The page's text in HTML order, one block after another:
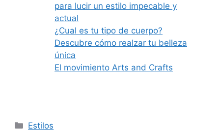
para lucir un estilo impecable y
actual
¿Cual es tu tipo de cuerpo?
Descubre cómo realzar tu belleza
única
El movimiento Arts and Crafts
Categorías
Estilos